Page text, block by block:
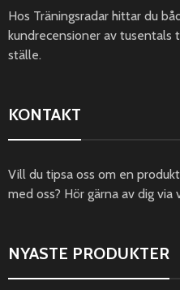
Hos Träningsradar hittar du
kundrecensioner av
ställe.
KONTAKT
Vill du tipsa oss om en
med oss? Hör gärna av dig via
NYASTE PRODUKTER